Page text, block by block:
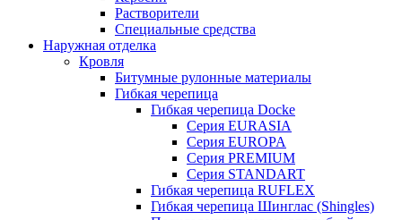
Растворители
Специальные средства
Наружная отделка
Кровля
Битумные рулонные материалы
Гибкая черепица
Гибкая черепица Docke
Серия EURASIA
Серия EUROPA
Серия PREMIUM
Серия STANDART
Гибкая черепица RUFLEX
Гибкая черепица Шинглас (Shingles)